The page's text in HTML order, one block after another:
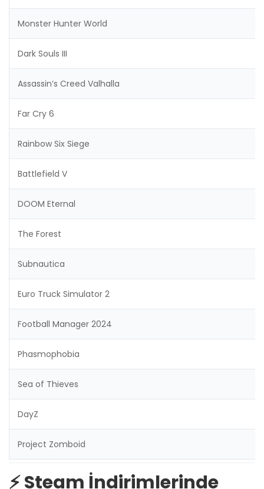
Monster Hunter World
Dark Souls III
Assassin’s Creed Valhalla
Far Cry 6
Rainbow Six Siege
Battlefield V
DOOM Eternal
The Forest
Subnautica
Euro Truck Simulator 2
Football Manager 2024
Phasmophobia
Sea of Thieves
DayZ
Project Zomboid
⚡ Steam İndirimlerinde